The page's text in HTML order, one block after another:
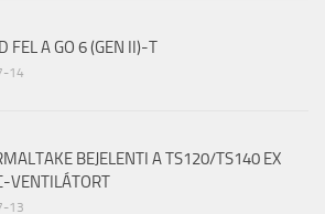
FEL A GO 6 (GEN II)-T
14
BEJELENTI A TS120/TS140 EX
VENTILÁTORT
13